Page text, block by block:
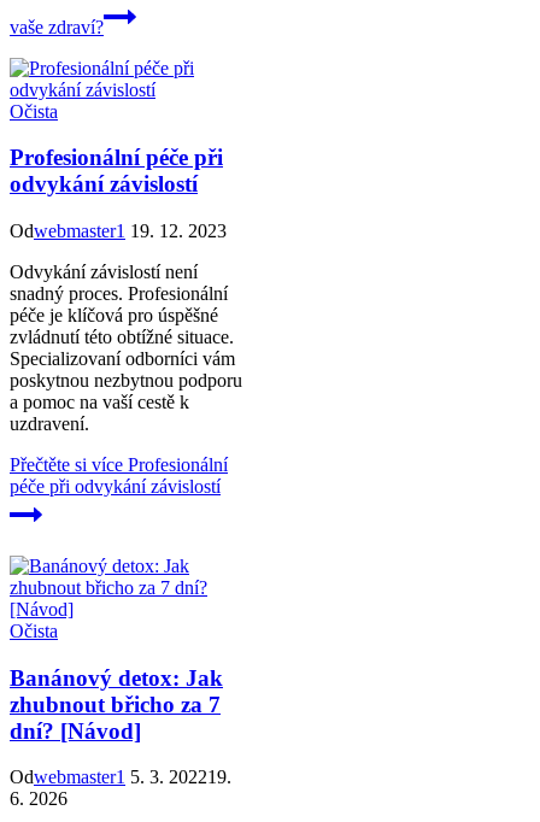
vaše zdraví?
Očista
Profesionální péče při
odvykání závislostí
Odwebmaster1 19. 12. 2023
Odvykání závislostí není
snadný proces. Profesionální
péče je klíčová pro úspěšné
zvládnutí této obtížné situace.
Specializovaní odborníci vám
poskytnou nezbytnou podporu
a pomoc na vaší cestě k
uzdravení.
Přečtěte si více Profesionální
péče při odvykání závislostí
Očista
Banánový detox: Jak
zhubnout břicho za 7
dní? [Návod]
Odwebmaster1 5. 3. 202219.
6. 2026